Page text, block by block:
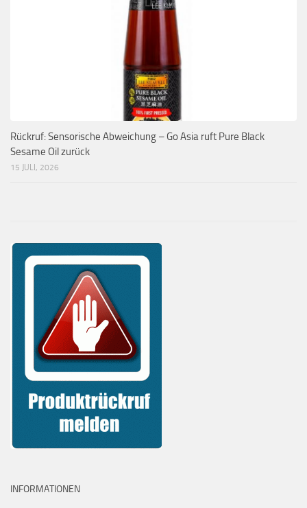
Rückruf: Sensorische Abweichung – Go Asia ruft Pure Black
Sesame Oil zurück
15 JULI, 2026
INFORMATIONEN